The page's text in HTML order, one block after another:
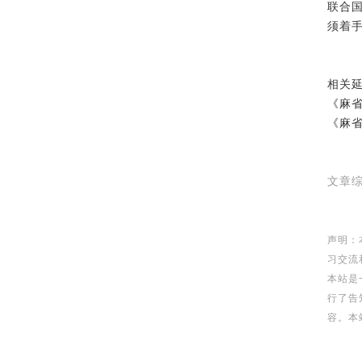
联合
须着
相关
《麻
《麻
文章
声明
习交流
本站是
行了告
容。本